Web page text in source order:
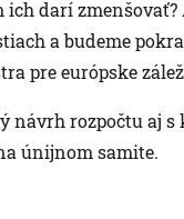
ich darí
a budeme
pre európske
návrh rozpočtu aj
únijnom samite.